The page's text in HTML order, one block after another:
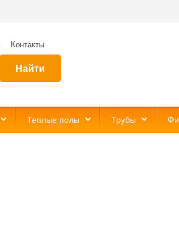
Контакты
Найти
Теплые полы Трубы